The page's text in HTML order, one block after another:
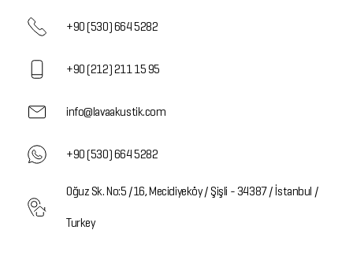
+90 (530) 664 5282
+90 (212) 211 15 95
info@lavaakustik.com
+90 (530) 664 5282
Oğuz Sk. No:5 /16, Mecidiyeköy / Şişli - 34387 / İstanbul /
Turkey